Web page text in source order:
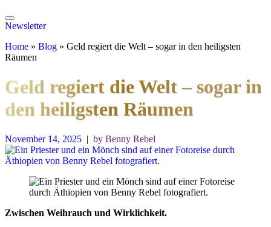
Newsletter
Home » Blog » Geld regiert die Welt – sogar in den heiligsten
Räumen
Geld regiert die Welt – sogar in
den heiligsten Räumen
November 14, 2025 | by Benny Rebel
Zwischen Weihrauch und Wirklichkeit.